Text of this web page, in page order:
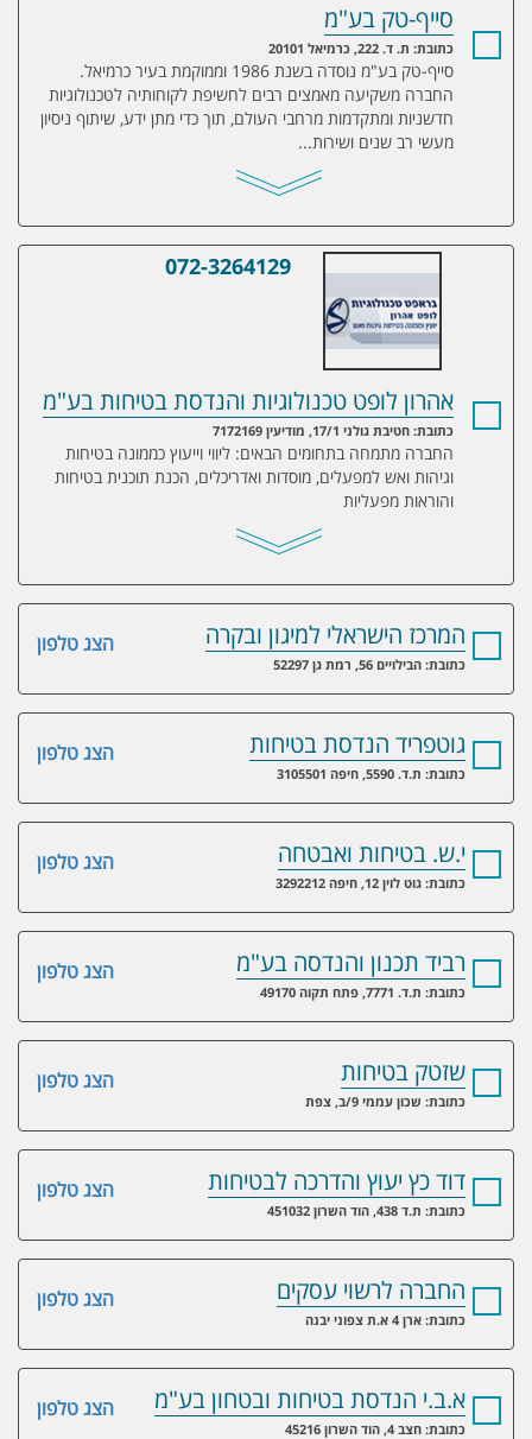
סייף-טק בע"מ
כתובת: ת. ד. 222, כרמיאל 20101
סייף-טק בע"מ נוסדה בשנת 1986 וממוקמת בעיר כרמיאל.
החברה משקיעה מאמצים רבים לחשיפת לקוחותיה לטכנולוגיות
חדשניות ומתקדמות מרחבי העולם, תוך כדי מתן ידע, שיתוף ניסיון
מעשי רב שנים ושירות...
אהרון לופט טכנולוגיות והנדסת בטיחות
072-3264129
אהרון לופט טכנולוגיות והנדסת בטיחות בע"מ
כתובת: חטיבת גולני 17/1, מודיעין 7172169
החברה מתמחה בתחומים הבאים: ליווי וייעוץ כממונה בטיחות
וגיהות ואש למפעלים, מוסדות ואדריכלים, הכנת תוכנית בטיחות
והוראות מפעליות
הצג טלפון המרכז הישראלי למיגון ובקרה
כתובת: הבילויים 56, רמת גן 52297
הצג טלפון גוטפריד הנדסת בטיחות
כתובת: ת.ד. 5590, חיפה 3105501
הצג טלפון י.ש. בטיחות ואבטחה
כתובת: גוט לוין 12, חיפה 3292212
הצג טלפון רביד תכנון והנדסה בע"מ
כתובת: ת.ד. 7771, פתח תקוה 49170
הצג טלפון שזטק בטיחות
כתובת: שכון עממי 9/ב, צפת
הצג טלפון דוד כץ יעוץ והדרכה לבטיחות
כתובת: ת.ד 438, הוד השרון 451032
הצג טלפון החברה לרשוי עסקים
כתובת: ארן 4 א.ת צפוני יבנה
הצג טלפון א.ב.י הנדסת בטיחות ובטחון בע"מ
כתובת: חצב 4, הוד השרון 45216